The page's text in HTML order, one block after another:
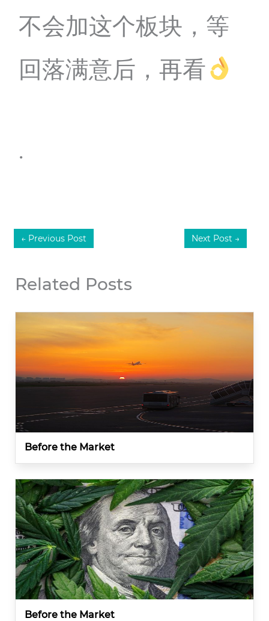
不会加这个板块，等
回落满意后，再看
.
← Previous Post Next Post →
Related Posts
Before the Market
Before the Market